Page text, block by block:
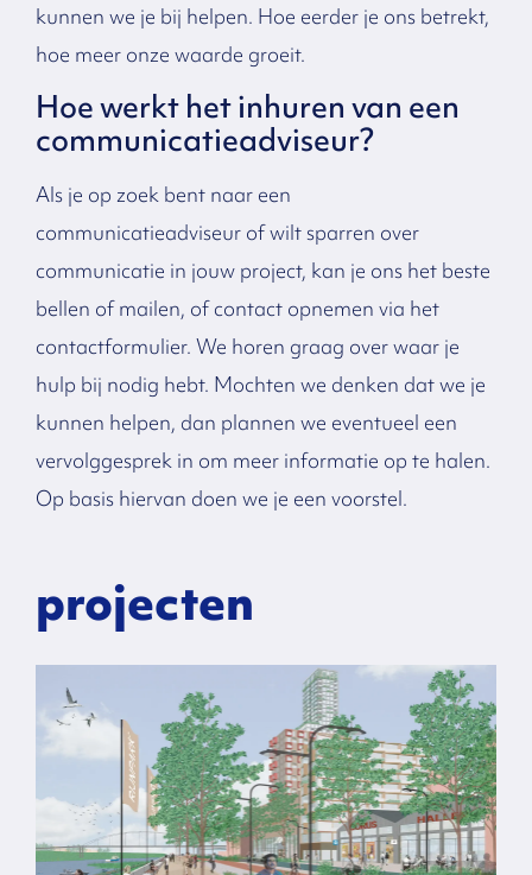
kunnen we je bij helpen. Hoe eerder je ons betrekt,
hoe meer onze waarde groeit.
Hoe werkt het inhuren van een
communicatieadviseur?
Als je op zoek bent naar een
communicatieadviseur of wilt sparren over
communicatie in jouw project, kan je ons het beste
bellen of mailen, of contact opnemen via het
contactformulier. We horen graag over waar je
hulp bij nodig hebt. Mochten we denken dat we je
kunnen helpen, dan plannen we eventueel een
vervolggesprek in om meer informatie op te halen.
Op basis hiervan doen we je een voorstel.
projecten​